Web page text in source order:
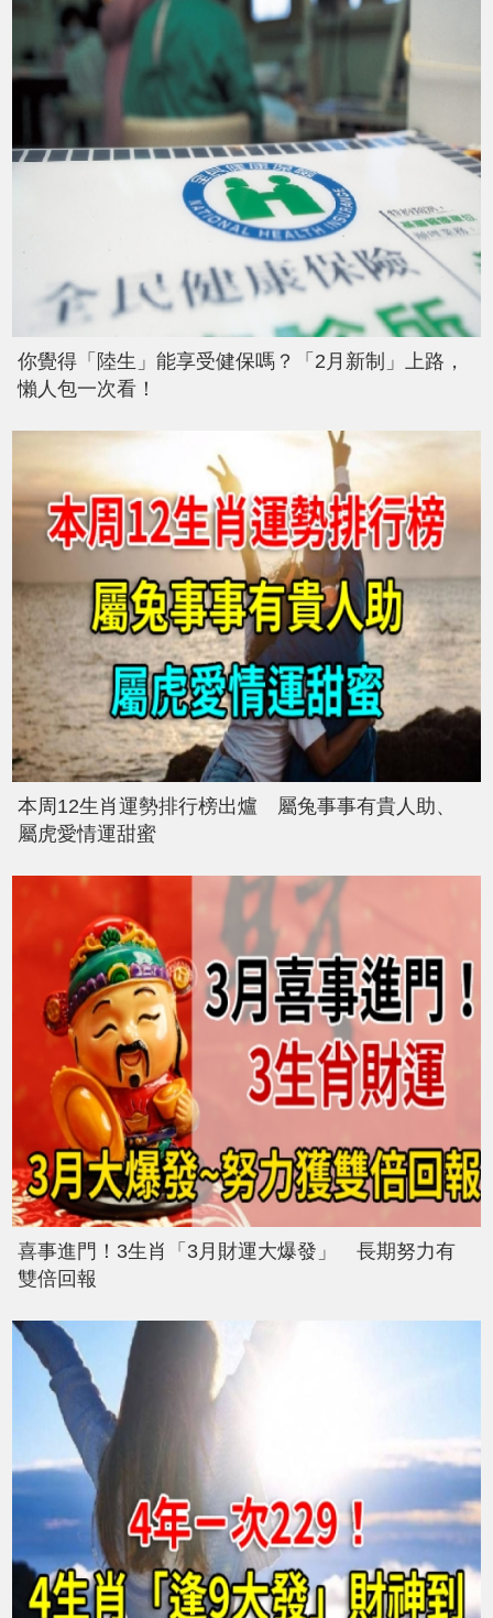
你覺得「陸生」能享受健保嗎？「2月新制」上路，
懶人包一次看！
本周12生肖運勢排行榜出爐 屬兔事事有貴人助、
屬虎愛情運甜蜜
喜事進門！3生肖「3月財運大爆發」 長期努力有
雙倍回報